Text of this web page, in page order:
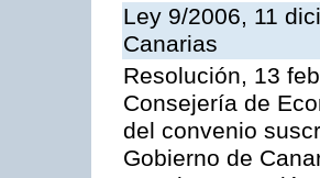
Ley 9/2006, 11
Canarias
Resolución, 13
Consejería de
del convenio
Gobierno de